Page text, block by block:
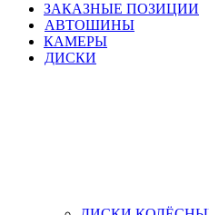
ЗАКАЗНЫЕ ПОЗИЦИИ
АВТОШИНЫ
КАМЕРЫ
ДИСКИ